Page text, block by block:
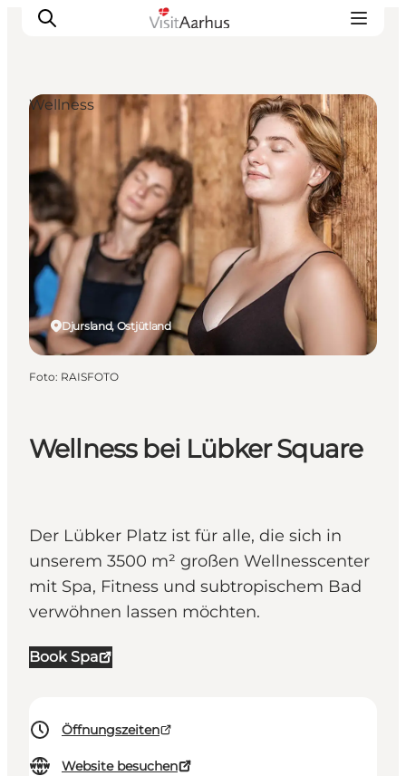
Sehen und erleben
Veranstaltungen
Städte und Regionen
Reiseplanung
Transport
Wellness bei Lübker Square
Der Lübker Platz ist für alle, die sich in
unserem 3500 m² großen Wellnesscenter
mit Spa, Fitness und subtropischem Bad
verwöhnen lassen möchten.
Book Spa
Öffnungszeiten
Website besuchen
Djursland, Ostjütland
Wellness
Foto: RAISFOTO